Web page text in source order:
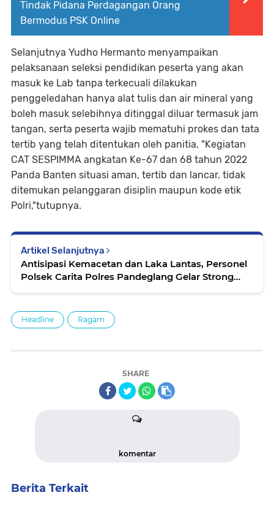
Tindak Pidana Perdagangan Orang
Bermodus PSK Online
Selanjutnya Yudho Hermanto menyampaikan
pelaksanaan seleksi pendidikan peserta yang akan
masuk ke Lab tanpa terkecuali dilakukan
penggeledahan hanya alat tulis dan air mineral yang
boleh masuk selebihnya ditinggal diluar termasuk jam
tangan, serta peserta wajib mematuhi prokes dan tata
tertib yang telah ditentukan oleh panitia, "Kegiatan
CAT SESPIMMA angkatan Ke-67 dan 68 tahun 2022
Panda Banten situasi aman, tertib dan lancar. tidak
ditemukan pelanggaran disiplin maupun kode etik
Polri,"tutupnya.
Artikel Selanjutnya
Antisipasi Kemacetan dan Laka Lantas, Personel
Polsek Carita Polres Pandeglang Gelar Strong
Headline Ragam
SHARE
komentar
Berita Terkait